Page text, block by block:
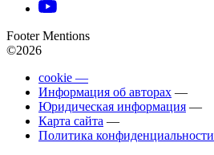
Footer Mentions
©2026
cookie —
Информация об авторах —
Юридическая информация —
Карта сайта —
Политика конфиденциальности